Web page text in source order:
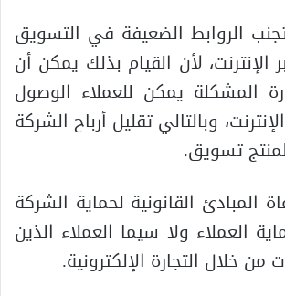
الروابط الضعيفة في التسويق
الإنترنت، لأن القيام بذلك يمكن أن
المشكلة يمكن للعملاء الوصول
وبالتالي تقليل أرباح الشركة
تسويق.
المبادئ القانونية لحماية الشركة
العملاء ولا سيما العملاء الذين
من خلال التجارة الإلكترونية.